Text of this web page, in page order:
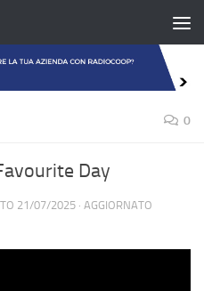
0
Day
21/07/2025 · AGGIORNATO